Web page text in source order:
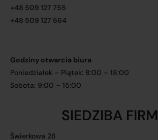
+48 509 127 755
+48 509 127 664
Godziny otwarcia biura
Poniedziałek – Piątek: 8:00 – 18:00
Sobota: 9:00 – 15:00
SIEDZIBA
Świerkowa 26